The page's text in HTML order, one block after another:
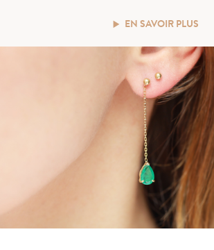
EN SAVOIR PLUS